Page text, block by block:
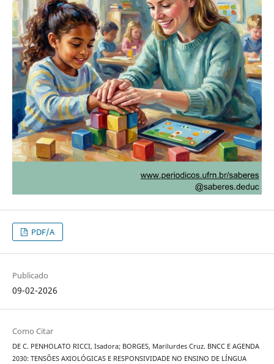
PDF/A
Publicado
09-02-2026
Como Citar
DE C. PENHOLATO RICCI, Isadora; BORGES, Marilurdes Cruz. BNCC E AGENDA
2030: TENSÕES AXIOLÓGICAS E RESPONSIVIDADE NO ENSINO DE LÍNGUA